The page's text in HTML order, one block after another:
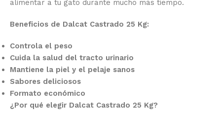
alimentar a tu gato durante mucho más tiempo.
Beneficios de Dalcat Castrado 25 Kg:
Controla el peso
Cuida la salud del tracto urinario
Mantiene la piel y el pelaje sanos
Sabores deliciosos
Formato económico
¿Por qué elegir Dalcat Castrado 25 Kg?